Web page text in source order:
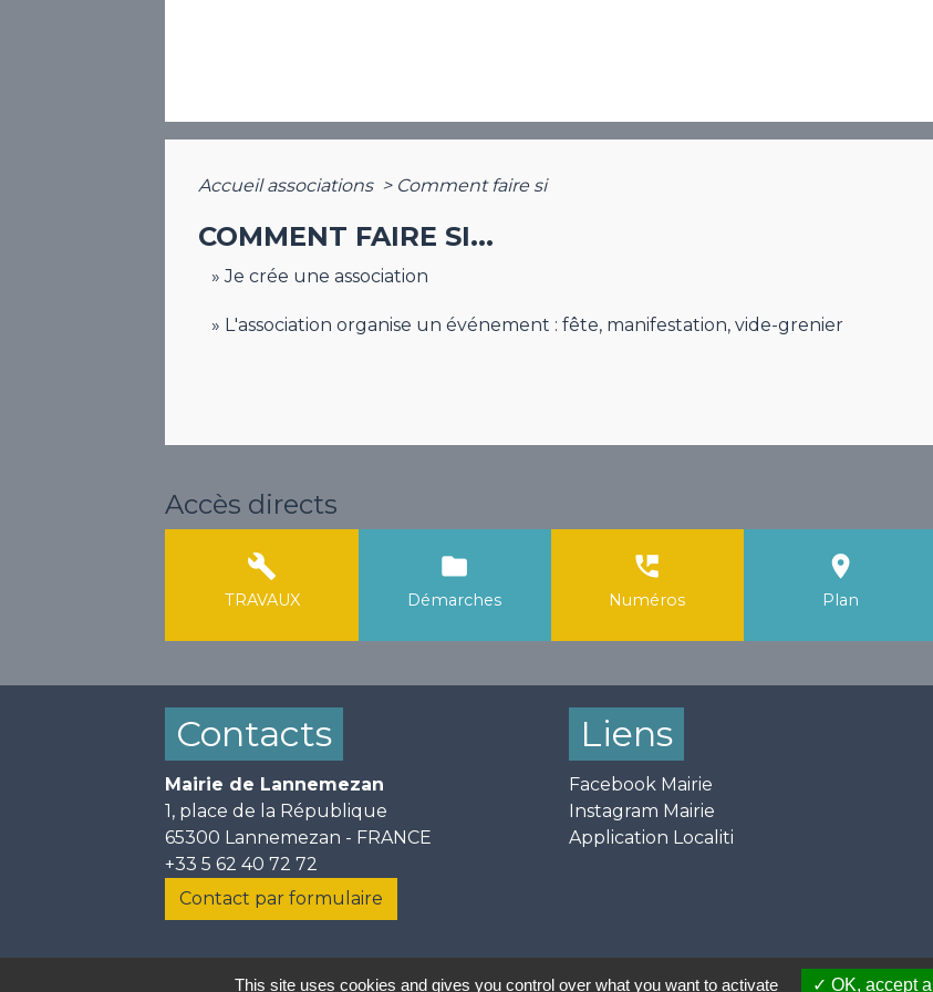
Accueil associations > Comment faire si
COMMENT FAIRE SI...
Je crée une association
L'association organise un événement : fête, manifestation, vide-grenier
Accès directs
build
TRAVAUX
folder
Démarches
perm_phone_msg
Numéros
room
Plan
Contacts
Mairie de Lannemezan
1, place de la République
65300 Lannemezan - FRANCE
+33 5 62 40 72 72
Contact par formulaire
Liens
Facebook Mairie
Instagram Mairie
Application Localiti
This site uses cookies and gives you control over what you want to activate OK, accept all